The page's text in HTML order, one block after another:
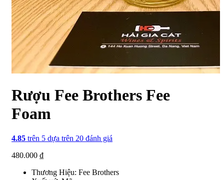
Rượu Fee Brothers Fee
Foam
4.85 trên 5 dựa trên 20 đánh giá
480.000 ₫
Thương Hiệu: Fee Brothers